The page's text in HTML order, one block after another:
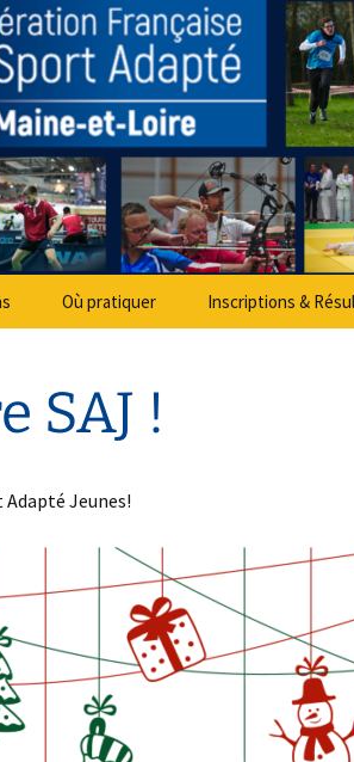
Où pratiquer Inscriptions &
SAJ !
Jeunes!